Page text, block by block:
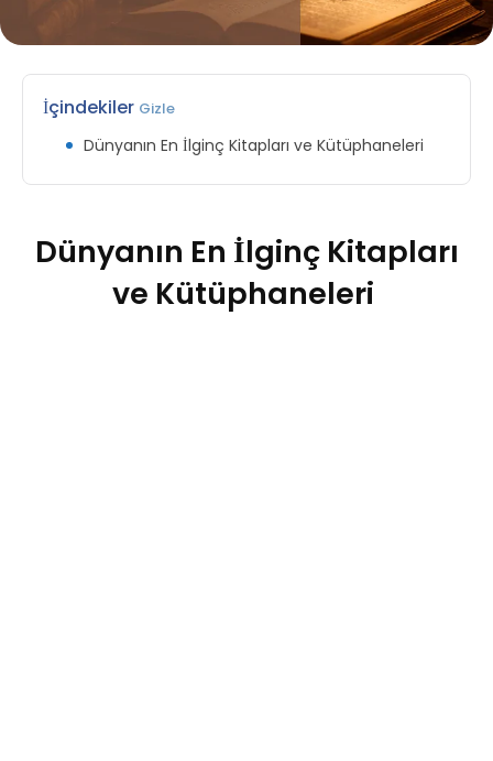
İçindekiler Gizle
Dünyanın En İlginç Kitapları ve Kütüphaneleri
Dünyanın En İlginç Kitapları
ve Kütüphaneleri